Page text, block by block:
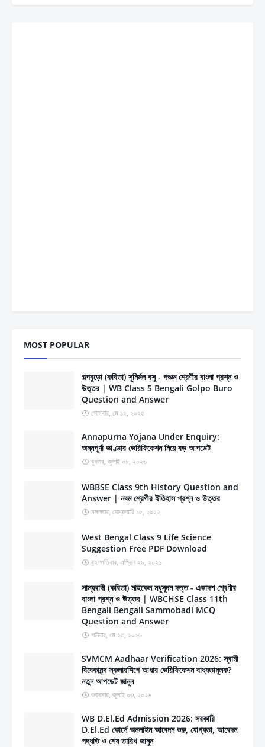
MOST POPULAR
গল্পবুড়ো (কবিতা) সুনির্মল বসু - পঞ্চম শ্রেণীর বাংলা প্রশ্ন ও
উত্তর | WB Class 5 Bengali Golpo Buro
Question and Answer
সোমবার, মে ১২, ২০২৫
Annapurna Yojana Under Enquiry:
অন্নপূর্ণা ভাণ্ডার ভেরিফিকেশন নিয়ে বড় আপডেট
বুধবার, জুলাই ০৮, ২০২৬
WBBSE Class 9th History Question and
Answer | নবম শ্রেণীর ইতিহাস প্রশ্ন ও উত্তর
মঙ্গলবার, ফেব্রুয়ারি ১৫, ২০২২
West Bengal Class 9 Life Science
Suggestion Free PDF Download
বৃহস্পতিবার, এপ্রিল ২৯, ২০২১
সাম্যবাদী (কবিতা) মাইকেল মধুসূদন দত্ত - একাদশ শ্রেণীর
বাংলা প্রশ্ন ও উত্তর | WBCHSE Class 11th
Bengali Bengali Sammobadi MCQ
Question and Answer
শনিবার, মে ২৩, ২০২৬
SVMCM Aadhaar Verification 2026: স্বামী
বিবেকানন্দ স্কলারশিপে আধার ভেরিফিকেশন বাধ্যতামূলক?
নতুন আপডেট জানুন
শুক্রবার, জুলাই ০৩, ২০২৬
WB D.El.Ed Admission 2026: সরকারি
D.El.Ed কোর্সে অনলাইন আবেদন শুরু, যোগ্যতা, আবেদন
পদ্ধতি ও শেষ তারিখ জানুন